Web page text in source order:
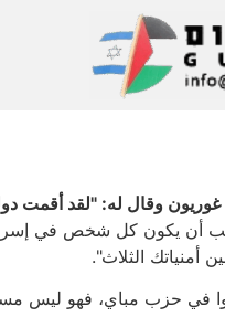
غوريون وقال له: "لقد
أن يكون كل شخص في
أمنياتك الثلاث".
في حزب مباي، فهو ليس